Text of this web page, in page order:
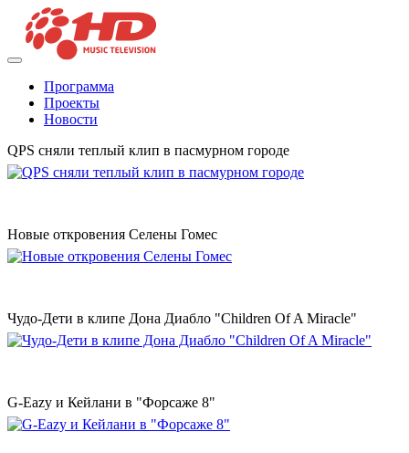
Программа
Проекты
Новости
QPS сняли теплый клип в пасмурном городе
Новые откровения Селены Гомес
Чудо-Дети в клипе Дона Диабло "Children Of A Miracle"
G-Eazy и Кейлани в "Форсаже 8"